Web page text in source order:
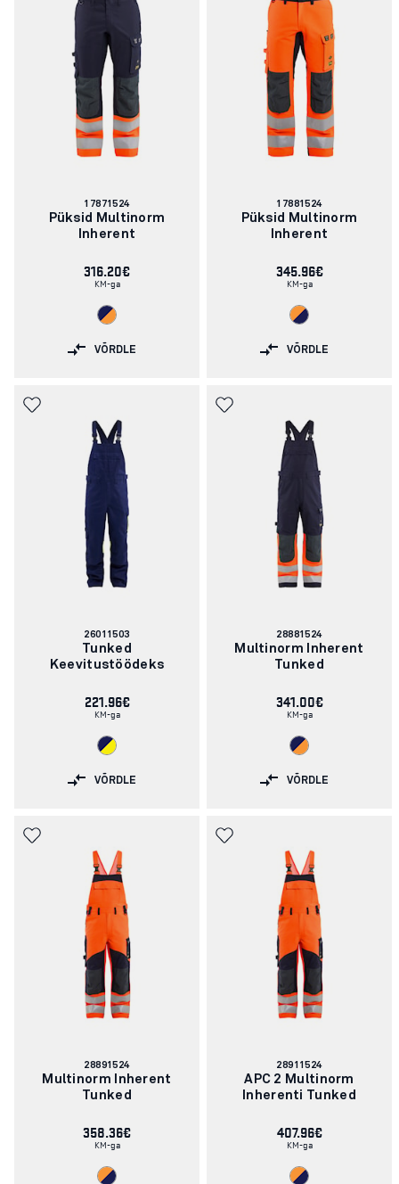
Artikli
number:
17871524
Püksid Multinorm
Inherent
316.20€
KM-ga
VÕRDLE
Artikli
number:
17881524
Püksid Multinorm
Inherent
345.96€
KM-ga
VÕRDLE
Artikli
number:
26011503
Tunked
Keevitustöödeks
221.96€
KM-ga
VÕRDLE
Artikli
number:
28881524
Multinorm Inherent
Tunked
341.00€
KM-ga
VÕRDLE
Artikli
number:
28891524
Multinorm Inherent
Tunked
358.36€
KM-ga
Artikli
number:
28911524
APC 2 Multinorm
Inherenti Tunked
407.96€
KM-ga